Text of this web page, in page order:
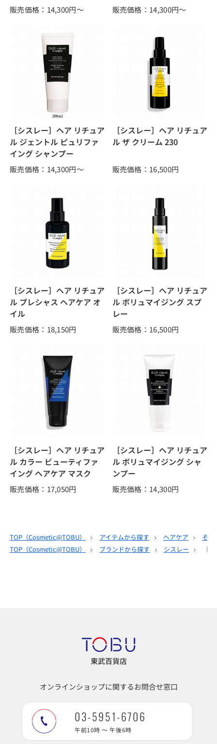
販売価格：14,300円～ 販売価格：14,300円～
［シスレー］ヘア リチュア
ル ジェントル ピュリファ
イング シャンプー
販売価格：14,300円～
［シスレー］ヘア リチュア
ル ザ クリーム 230
販売価格：16,500円
［シスレー］ヘア リチュア
ル プレシャス ヘアケア オ
イル
販売価格：18,150円
［シスレー］ヘア リチュア
ル ボリュマイジング スプ
レー
販売価格：16,500円
［シスレー］ヘア リチュア
ル カラー ビューティファ
イング ヘアケア マスク
販売価格：17,050円
［シスレー］ヘア リチュア
ル ボリュマイジング シャ
ンプー
販売価格：14,300円
TOP（Cosmetic@TOBU） アイテムから探す ヘアケア
その
TOP（Cosmetic@TOBU） ブランドから探す シスレー ［
東武百貨店
オンラインショップに関するお問合せ窓口
03-5951-6706
午前10時 ～ 午後6時